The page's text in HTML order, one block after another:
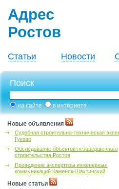
Адрес
Ростов
Статьи Новости
Поиск
на сайте в интернете
Новые объявления
Судебная строительно-техническая
Гуково
Обследование объектов незавершенного
строительства Ростов
Проведение экспертизы инженерных
коммуникаций Каменск-Шахтинский
Новые статьи